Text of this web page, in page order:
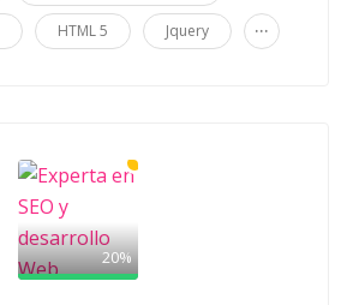
HTML 5 Jquery ...
20%